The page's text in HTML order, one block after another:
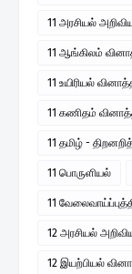
11 அரசியல்
11 ஆங்கிலம்
11 உயிரியல்
11 கணிதம்
11 தமிழ் -
11 பொருளியல்
11
12 அரசியல்
12 இயற்பியல்